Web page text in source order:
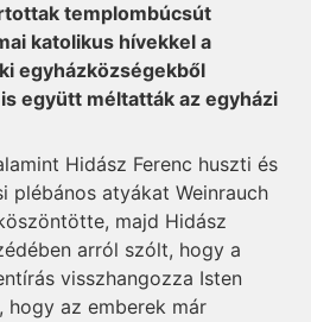
temp­lombúcsút
katolikus hívekkel a
egyházközségekből
együtt méltatták az egyházi
Hidász Ferenc huszti és
plébános atyákat Weinrauch
majd Hidász
arról szólt, hogy a
visszhangozza Isten
hogy az emberek már